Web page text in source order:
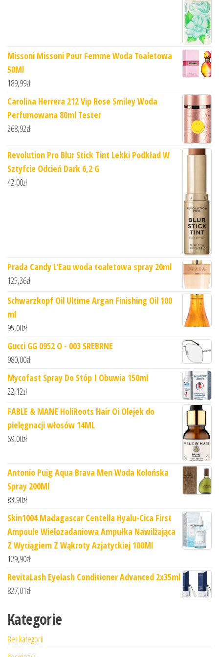
Missoni Missoni Pour Femme Woda Toaletowa
50Ml
189,99zł
Carolina Herrera 212 Vip Rose Smiley Woda
Perfumowana 80ml Tester
268,92zł
Revolution Pro Blur Stick Tint Lekki Podkład W
Sztyfcie Odcień Dark 6,2 G
42,00zł
Prada Candy L'Eau woda toaletowa spray 20ml
125,36zł
Schwarzkopf Oil Ultime Argan Finishing Oil 100
ml
95,00zł
Gucci GG 0952 O - 003 SREBRNE
980,00zł
Mycofast Spray Do Stóp I Obuwia 150ml
22,12zł
FABLE & MANE HoliRoots Hair Oi Olejek do
pielęgnacji włosów 14ML
69,00zł
Antonio Puig Aqua Brava Men Woda Kolońska
Spray 200Ml
83,90zł
Skin1004 Madagascar Centella Hyalu-Cica First
Ampoule Wielozadaniowa Ampułka Nawilżająca
Z Wyciągiem Z Wąkroty Azjatyckiej 100Ml
129,90zł
RevitaLash Eyelash Conditioner Advanced 2x35ml
827,01zł
Kategorie
Bez kategorii